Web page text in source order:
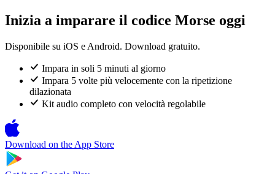
Inizia a imparare il codice Morse oggi
Disponibile su iOS e Android. Download gratuito.
Impara in soli 5 minuti al giorno
Impara 5 volte più velocemente con la ripetizione
dilazionata
Kit audio completo con velocità regolabile
Download on the App Store